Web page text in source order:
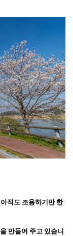
직도 조용하기만 한
만들어 주고 있습니